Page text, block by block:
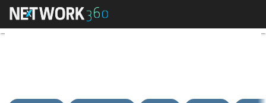
La decarbonizzazione passa